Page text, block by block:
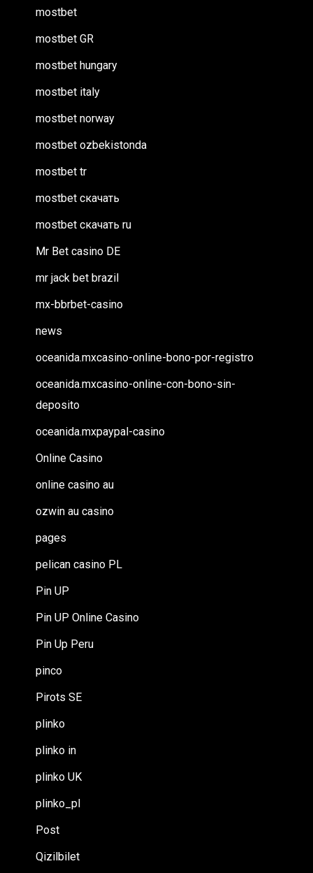
mostbet
mostbet GR
mostbet hungary
mostbet italy
mostbet norway
mostbet ozbekistonda
mostbet tr
mostbet скачать
mostbet скачать ru
Mr Bet casino DE
mr jack bet brazil
mx-bbrbet-casino
news
oceanida.mxcasino-online-bono-por-registro
oceanida.mxcasino-online-con-bono-sin-
deposito
oceanida.mxpaypal-casino
Online Casino
online casino au
ozwin au casino
pages
pelican casino PL
Pin UP
Pin UP Online Casino
Pin Up Peru
pinco
Pirots SE
plinko
plinko in
plinko UK
plinko_pl
Post
Qizilbilet